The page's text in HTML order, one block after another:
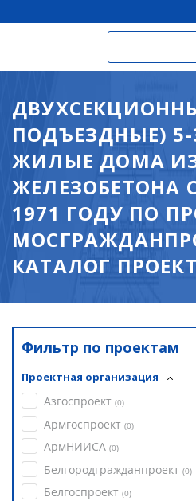
ПОДЪЕЗДНЫЕ)
ЖИЛЫЕ ДОМА
ЖЕЛЕЗОБЕТОНА
1971 ГОДУ ПО
КАТАЛОГ
Фильтр по проектам
Проектная организация
Азгоспроект (0)
Армгоспроект (0)
АрмНИИСА (0)
Белгородгражданпроект (0)
Белгоспроект (0)